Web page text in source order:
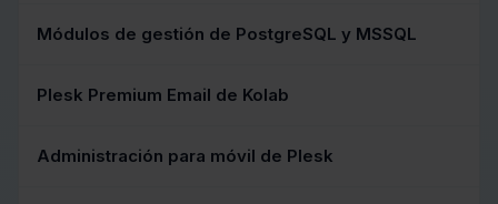
Módulos de gestión de PostgreSQL y MSSQL
Plesk Premium Email de Kolab
Administración para móvil de Plesk